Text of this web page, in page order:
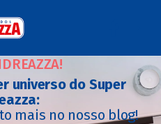
universo do Super
mais no nosso blog!